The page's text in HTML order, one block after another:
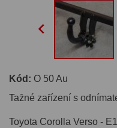

Kód: O 50 Au
Tažné zařízení s
Toyota Corolla Verso -